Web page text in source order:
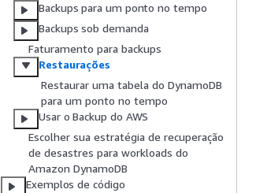
Backups para um ponto no tempo
Backups sob demanda
Faturamento para backups
Restaurações
Restaurar uma tabela do DynamoDB
para um ponto no tempo
Usar o Backup do AWS
Escolher sua estratégia de recuperação
de desastres para workloads do
Amazon DynamoDB
Exemplos de código